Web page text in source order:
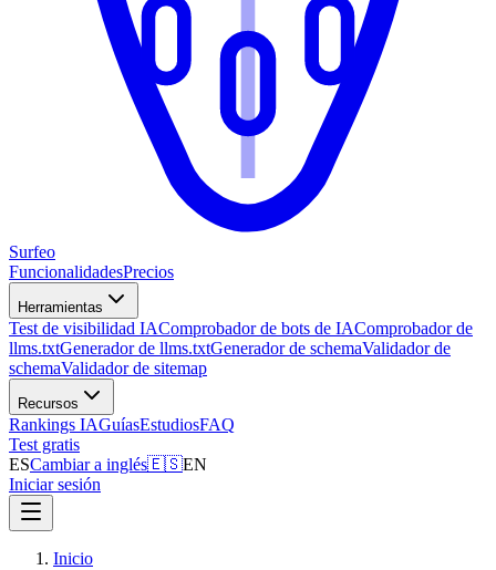
Surfeo
FuncionalidadesPrecios
Herramientas
Test de visibilidad IAComprobador de bots de IAComprobador de
llms.txtGenerador de llms.txtGenerador de schemaValidador de
schemaValidador de sitemap
Recursos
Rankings IAGuíasEstudiosFAQ
Test gratis
ESCambiar a inglés🇪🇸EN
Iniciar sesión
Inicio